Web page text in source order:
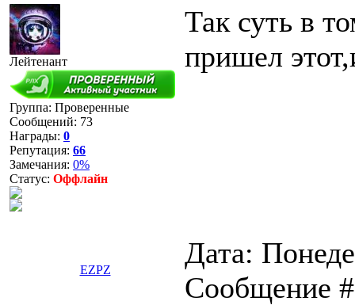
Лейтенант
Группа: Проверенные
Сообщений: 73
Награды: 0
Репутация: 66
Замечания: 0%
Статус: Оффлайн
Так суть в
пришел
EZPZ
Дата:
Сообщение